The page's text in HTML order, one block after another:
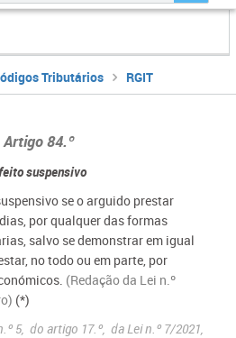
Tributários RGIT
Artigo 84.º
suspensivo
se o arguido prestar
por qualquer das formas
salvo se demonstrar em igual
no todo ou em parte, por
(Redação da Lei n.º
(*)
5, do artigo 17.º, da Lei n.º 7/2021,